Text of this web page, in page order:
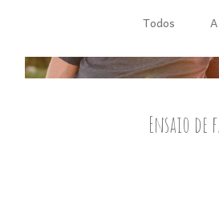
Todos
Ensaio